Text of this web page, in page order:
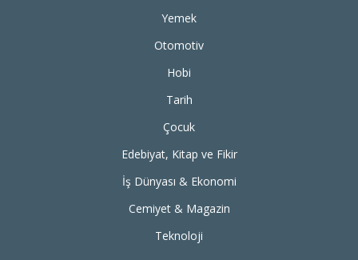
Yemek
Otomotiv
Hobi
Tarih
Çocuk
Edebiyat, Kitap ve Fikir
İş Dünyası & Ekonomi
Cemiyet & Magazin
Teknoloji